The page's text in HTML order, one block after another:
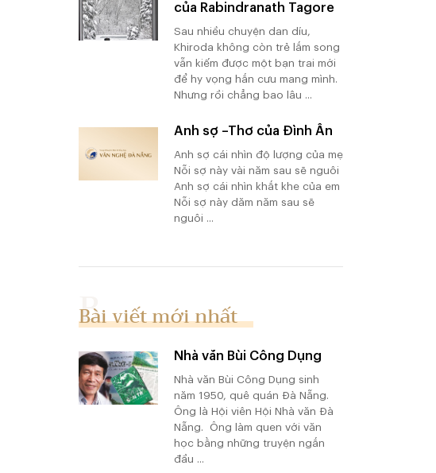
của Rabindranath Tagore
Sau nhiều chuyện dan díu,
Khiroda không còn trẻ lắm song
vẫn kiếm được một bạn trai mới
để hy vọng hắn cưu mang mình.
Nhưng rồi chẳng bao lâu ...
Anh sợ –Thơ của Đình Ân
Anh sợ cái nhìn độ lượng của mẹ
Nỗi sợ này vài năm sau sẽ nguôi
Anh sợ cái nhìn khắt khe của em
Nỗi sợ này dăm năm sau sẽ
nguôi ...
Bài viết mới nhất
Nhà văn Bùi Công Dụng
Nhà văn Bùi Công Dụng sinh
năm 1950, quê quán Đà Nẵng.
Ông là Hội viên Hội Nhà văn Đà
Nẵng. Ông làm quen với văn
học bằng những truyện ngắn
đầu ...